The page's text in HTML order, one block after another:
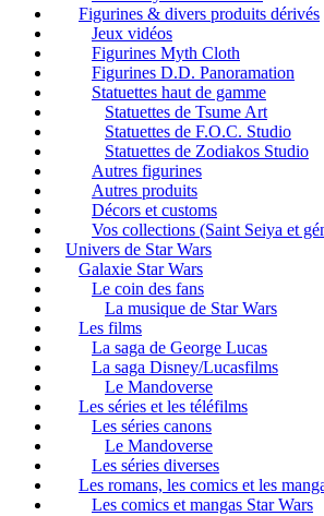
Figurines & divers produits dérivés
Jeux vidéos
Figurines Myth Cloth
Figurines D.D. Panoramation
Statuettes haut de gamme
Statuettes de Tsume Art
Statuettes de F.O.C. Studio
Statuettes de Zodiakos Studio
Autres figurines
Autres produits
Décors et customs
Vos collections (Saint Seiya et
Univers de Star Wars
Galaxie Star Wars
Le coin des fans
La musique de Star Wars
Les films
La saga de George Lucas
La saga Disney/Lucasfilms
Le Mandoverse
Les séries et les téléfilms
Les séries canons
Le Mandoverse
Les séries diverses
Les romans, les comics et les
Les comics et mangas Star Wars